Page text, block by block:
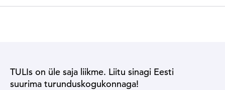
TULIs on üle saja liikme. Liitu sinagi Eesti
suurima turunduskogukonnaga!